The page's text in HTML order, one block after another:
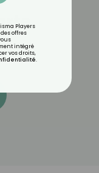
Players
offres
intégré
vos droits,
.